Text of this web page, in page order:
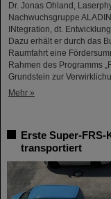
Dr. Jonas Ohland,
Nachwuchsgruppe
INtegration, dt.
Dazu erhält er durch das
Raumfahrt eine
Rahmen des Programms
Grundstein zur
Mehr »
Erste Super-FRS-
transportiert